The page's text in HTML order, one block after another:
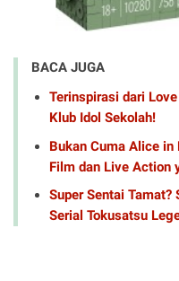
BACA JUGA
Terinspirasi dari
Klub Idol Sekolah!
Bukan Cuma Alice in
Film dan Live Action
Super Sentai Tamat?
Serial Tokusatsu